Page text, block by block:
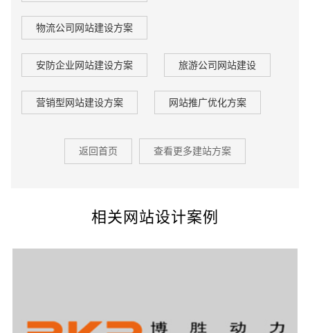
物流公司网站建设方案
安防企业网站建设方案 旅游公司网站建设
营销型网站建设方案 网站推广优化方案
返回首页 查看更多建站方案
相关网站设计案例
英文及多语言网站建设